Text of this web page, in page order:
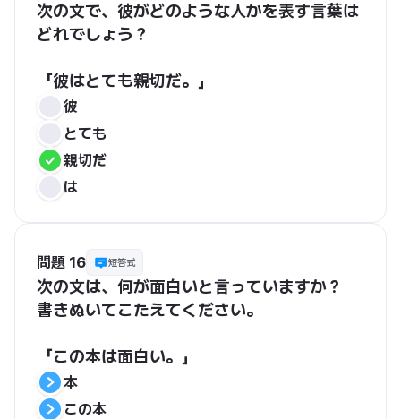
次の文で、彼がどのような人かを表す言葉は
どれでしょう？
「彼はとても親切だ。」
彼
とても
親切だ
は
問題 16 短答式
次の文は、何が面白いと言っていますか？
書きぬいてこたえてください。
「この本は面白い。」
本
この本